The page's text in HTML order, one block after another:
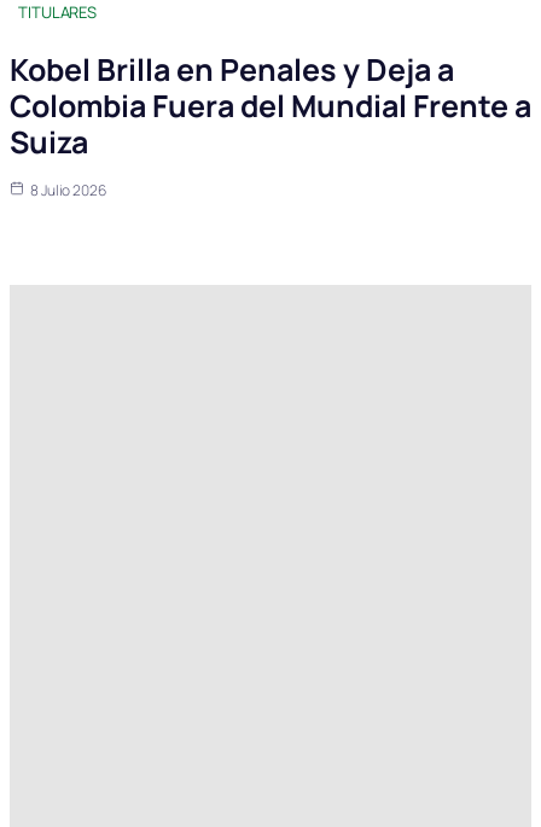
TITULARES
Kobel Brilla en Penales y Deja a
Colombia Fuera del Mundial Frente a
Suiza
8 Julio 2026